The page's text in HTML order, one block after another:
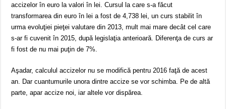
accizelor în euro la valori în lei. Cursul la care s-a făcut
transformarea din euro în lei a fost de 4,738 lei, un curs stabilit în
urma evoluţiei pieţei valutare din 2013, mult mai mare decât cel care
s-ar fi cuvenit în 2015, după legislaţia anterioară. Diferenţa de curs ar
fi fost de nu mai puţin de 7%.
Aşadar, calculul accizelor nu se modifică pentru 2016 faţă de acest
an. Dar cuantumurile unora dintre accize se vor schimba. Pe de altă
parte, apar accize noi, iar altele vor dispărea.